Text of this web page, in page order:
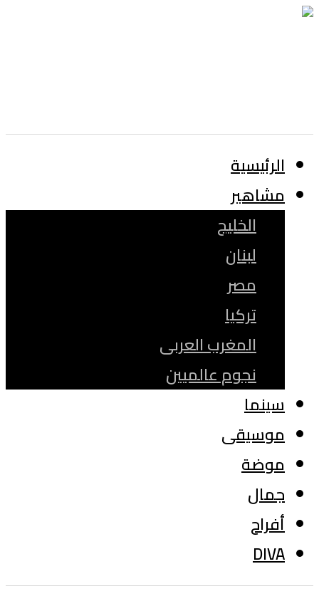
الرئيسية
مشاهير
الخليج
لبنان
مصر
تركيا
المغرب العربى
نجوم عالميين
سينما
موسيقى
موضة
جمال
أفراح
DIVA